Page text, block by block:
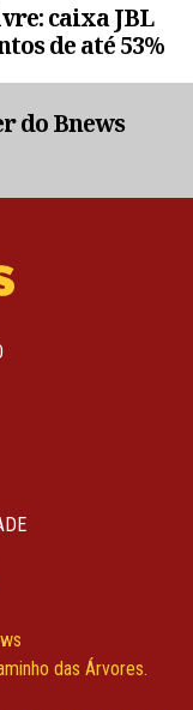
caixa JBL
de até 53%
do Bnews
das Árvores.